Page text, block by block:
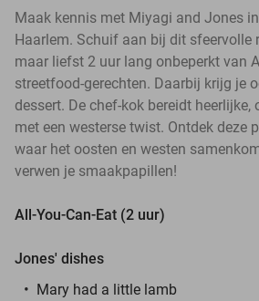
Maak kennis met Miyagi and Jones
Haarlem. Schuif aan bij dit sfeervolle
maar liefst 2 uur lang onbeperkt van
streetfood-gerechten. Daarbij krijg je
dessert. De chef-kok bereidt heerlijke,
met een westerse twist. Ontdek deze
waar het oosten en westen
verwen je smaakpapillen!
All-You-Can-Eat (2 uur)
Jones' dishes
Mary had a little lamb